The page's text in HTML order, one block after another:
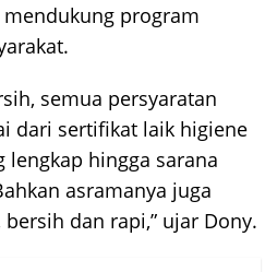
program
semua persyaratan
dari sertifikat laik higiene
lengkap hingga sarana
asramanya juga
dan rapi,” ujar Dony.